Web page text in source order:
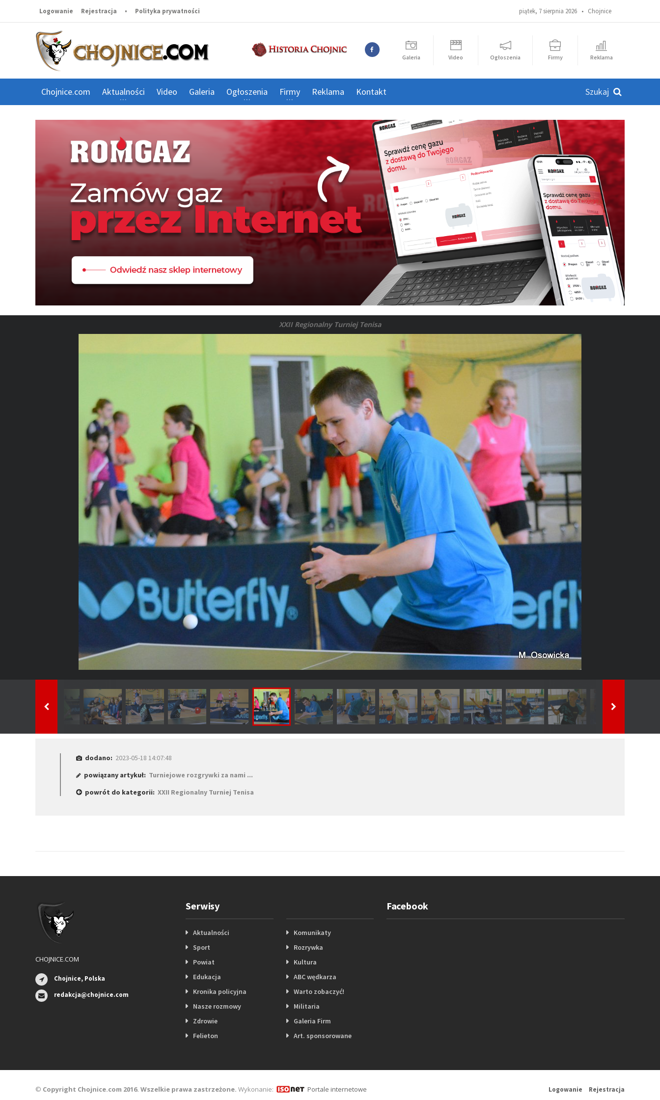
piątek, 7 sierpnia 2026 • Chojnice
Logowanie Rejestracja • Polityka prywatności
Galeria Video Ogłoszenia Firmy Reklama
Chojnice.com Aktualności Video Galeria Ogłoszenia Firmy Reklama Kontakt
XXII Regionalny Turniej Tenisa
dodano: 2023-05-18 14:07:48
powiązany artykuł: Turniejowe rozgrywki za nami ...
powrót do kategorii: XXII Regionalny Turniej Tenisa
CHOJNICE.COM
Chojnice, Polska
redakcja@chojnice.com
Serwisy
Aktualności
Sport
Powiat
Edukacja
Kronika policyjna
Nasze rozmowy
Zdrowie
Felieton
Komunikaty
Rozrywka
Kultura
ABC wędkarza
Warto zobaczyć!
Militaria
Galeria Firm
Art. sponsorowane
Facebook
Logowanie Rejestracja
© Copyright Chojnice.com 2016. Wszelkie prawa zastrzeżone. Wykonanie: Portale internetowe